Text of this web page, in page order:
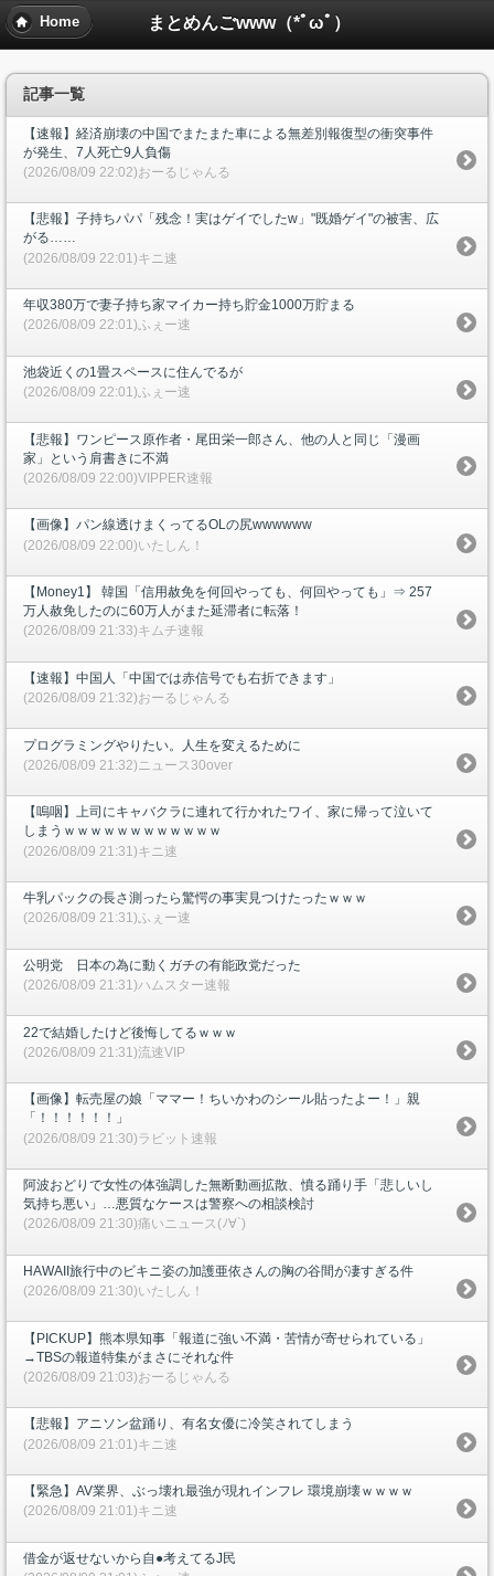
まとめんごwww（*ﾟωﾟ）
Home
記事一覧
【速報】経済崩壊の中国でまたまた車による無差別報復型の衝突事件
が発生、7人死亡9人負傷
(2026/08/09 22:02)おーるじゃんる
【悲報】子持ちパパ「残念！実はゲイでしたw」"既婚ゲイ"の被害、広
がる……
(2026/08/09 22:01)キニ速
年収380万で妻子持ち家マイカー持ち貯金1000万貯まる
(2026/08/09 22:01)ふぇー速
池袋近くの1畳スペースに住んでるが
(2026/08/09 22:01)ふぇー速
【悲報】ワンピース原作者・尾田栄一郎さん、他の人と同じ「漫画
家」という肩書きに不満
(2026/08/09 22:00)VIPPER速報
【画像】パン線透けまくってるOLの尻wwwwww
(2026/08/09 22:00)いたしん！
【Money1】 韓国「信用赦免を何回やっても、何回やっても」⇒ 257
万人赦免したのに60万人がまた延滞者に転落！
(2026/08/09 21:33)キムチ速報
【速報】中国人「中国では赤信号でも右折できます」
(2026/08/09 21:32)おーるじゃんる
プログラミングやりたい。人生を変えるために
(2026/08/09 21:32)ニュース30over
【嗚咽】上司にキャバクラに連れて行かれたワイ、家に帰って泣いて
しまうｗｗｗｗｗｗｗｗｗｗｗｗ
(2026/08/09 21:31)キニ速
牛乳パックの長さ測ったら驚愕の事実見つけたったｗｗｗ
(2026/08/09 21:31)ふぇー速
公明党 日本の為に動くガチの有能政党だった
(2026/08/09 21:31)ハムスター速報
22で結婚したけど後悔してるｗｗｗ
(2026/08/09 21:31)流速VIP
【画像】転売屋の娘「ママー！ちいかわのシール貼ったよー！」親
「！！！！！！」
(2026/08/09 21:30)ラビット速報
阿波おどりで女性の体強調した無断動画拡散、憤る踊り手「悲しいし
気持ち悪い」…悪質なケースは警察への相談検討
(2026/08/09 21:30)痛いニュース(ﾉ∀`)
HAWAII旅行中のビキニ姿の加護亜依さんの胸の谷間が凄すぎる件
(2026/08/09 21:30)いたしん！
【PICKUP】熊本県知事「報道に強い不満・苦情が寄せられている」
→TBSの報道特集がまさにそれな件
(2026/08/09 21:03)おーるじゃんる
【悲報】アニソン盆踊り、有名女優に冷笑されてしまう
(2026/08/09 21:01)キニ速
【緊急】AV業界、ぶっ壊れ最強が現れインフレ 環境崩壊ｗｗｗｗ
(2026/08/09 21:01)キニ速
借金が返せないから自●考えてるJ民